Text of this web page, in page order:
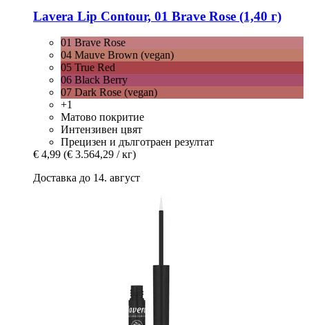
Lavera Lip Contour, 01 Brave Rose (1,40 г)
01 Brave Rose
04 Mauve Brown (vegan)
05 True Red
06 Black Berry
07 Dark Rose (vegan)
+1
Матово покритие
Интензивен цвят
Прецизен и дълготраен резултат
€ 4,99 (€ 3.564,29 / кг)
Доставка до 14. август